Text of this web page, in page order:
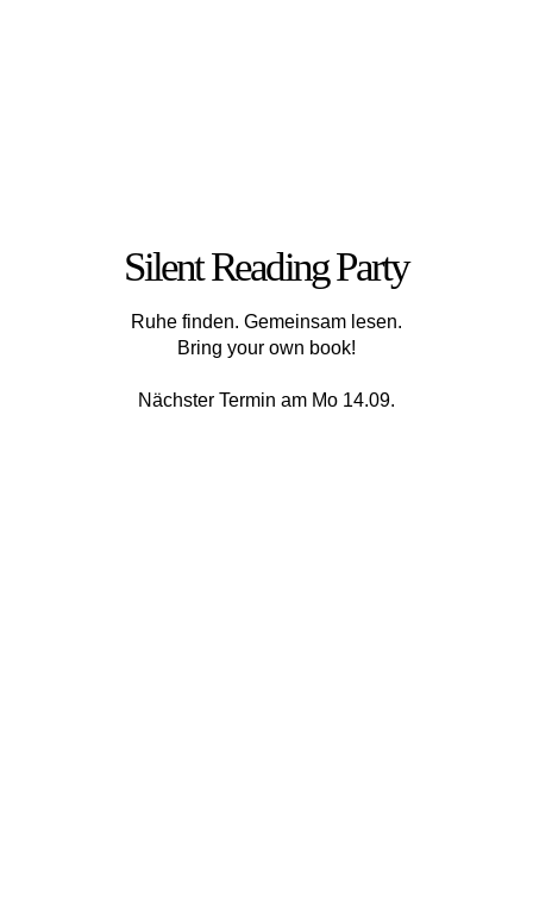
Silent Reading Party
Ruhe finden. Gemeinsam lesen.
Bring your own book!
Nächster Termin am Mo 14.09.